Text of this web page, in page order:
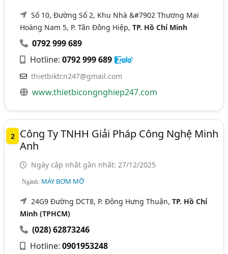
Số 10, Đường Số 2, Khu Nhà &#7902 Thương Mại
Hoàng Nam 5, P. Tân Đông Hiệp,TP. Hồ Chí Minh
0792 999 689
Hotline:0792 999 689
thietbiktcn247@gmail.com
www.thietbicongnghiep247.com
2
Công Ty TNHH Giải Pháp Công Nghệ Minh
Anh
Ngày cập nhật gần nhất: 27/12/2025
Ngành: MÁY BƠM MỠ
24G9 Đường DCT8, P. Đông Hưng Thuận,TP. Hồ Chí
Minh (TPHCM)
(028) 62873246
Hotline:0901953248